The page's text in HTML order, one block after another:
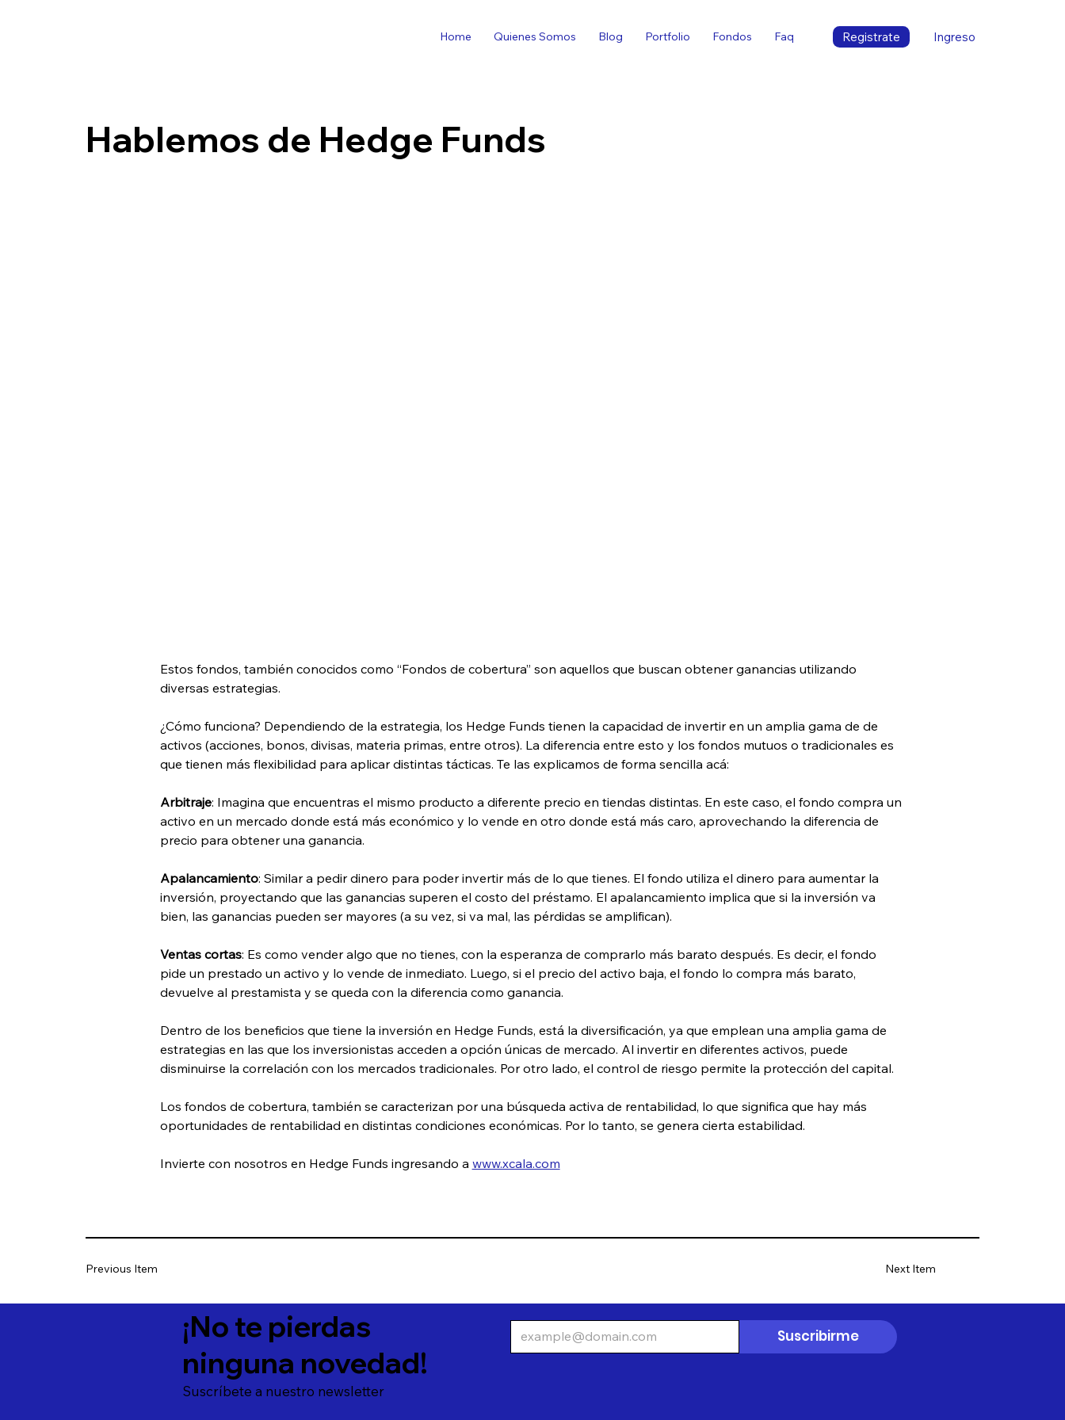
Home Quienes Somos Blog Portfolio Fondos Faq Ingreso
Registrate
Hablemos de Hedge Funds
Estos fondos, también conocidos como “Fondos de cobertura” son aquellos que buscan obtener ganancias utilizando
diversas estrategias.
¿Cómo funciona? Dependiendo de la estrategia, los Hedge Funds tienen la capacidad de invertir en un amplia gama de de
activos (acciones, bonos, divisas, materia primas, entre otros). La diferencia entre esto y los fondos mutuos o tradicionales es
que tienen más flexibilidad para aplicar distintas tácticas. Te las explicamos de forma sencilla acá:
Arbitraje: Imagina que encuentras el mismo producto a diferente precio en tiendas distintas. En este caso, el fondo compra un
activo en un mercado donde está más económico y lo vende en otro donde está más caro, aprovechando la diferencia de
precio para obtener una ganancia.
Apalancamiento: Similar a pedir dinero para poder invertir más de lo que tienes. El fondo utiliza el dinero para aumentar la
inversión, proyectando que las ganancias superen el costo del préstamo. El apalancamiento implica que si la inversión va
bien, las ganancias pueden ser mayores (a su vez, si va mal, las pérdidas se amplifican).
Ventas cortas: Es como vender algo que no tienes, con la esperanza de comprarlo más barato después. Es decir, el fondo
pide un prestado un activo y lo vende de inmediato. Luego, si el precio del activo baja, el fondo lo compra más barato,
devuelve al prestamista y se queda con la diferencia como ganancia.
Dentro de los beneficios que tiene la inversión en Hedge Funds, está la diversificación, ya que emplean una amplia gama de
estrategias en las que los inversionistas acceden a opción únicas de mercado. Al invertir en diferentes activos, puede
disminuirse la correlación con los mercados tradicionales. Por otro lado, el control de riesgo permite la protección del capital.
Los fondos de cobertura, también se caracterizan por una búsqueda activa de rentabilidad, lo que significa que hay más
oportunidades de rentabilidad en distintas condiciones económicas. Por lo tanto, se genera cierta estabilidad.
Invierte con nosotros en Hedge Funds ingresando a www.xcala.com
Next Item
Previous Item
¡No te pierdas
ninguna novedad!
Suscríbete a nuestro newsletter
Suscribirme